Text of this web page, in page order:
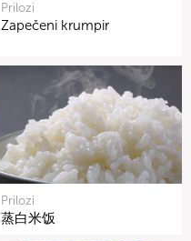
Prilozi
Zapečeni krumpir
Prilozi
蒸白米饭